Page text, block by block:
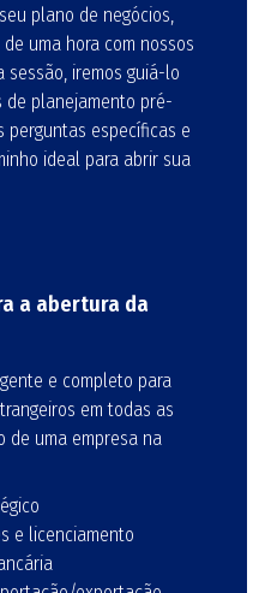
plano de negócios,
uma hora com nossos
sessão, iremos guiá-lo
de planejamento pré-
perguntas específicas e
ideal para abrir sua
a abertura da
e completo para
em todas as
de uma empresa na
e licenciamento